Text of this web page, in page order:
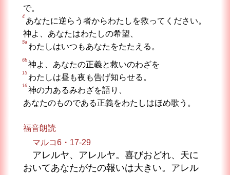
で。
4
あなたに逆らう者からわたしを救ってください。
神よ、あなたはわたしの希望、
5a
わたしはいつもあなたをたたえる。
6b
神よ、あなたの正義と救いのわざを
15
わたしは昼も夜も告げ知らせる。
16
神の力あるみわざを語り、
あなたのものである正義をわたしはほめ歌う。
福音朗読
マルコ6・17-29
アレルヤ、アレルヤ。喜びおどれ、天に
おいてあなたがたの報いは大きい。アレル